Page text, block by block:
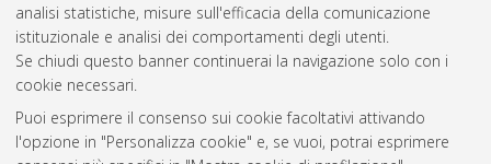
analisi statistiche, misure sull'efficacia della comunicazione
istituzionale e analisi dei comportamenti degli utenti.
Se chiudi questo banner continuerai la navigazione solo con i
cookie necessari.
Puoi esprimere il consenso sui cookie facoltativi attivando
l'opzione in "Personalizza cookie" e, se vuoi, potrai esprimere
Questa lista e' stata generata ilFri Aug 7 20:39:00 2026 CEST
Atom
Rss 1.0